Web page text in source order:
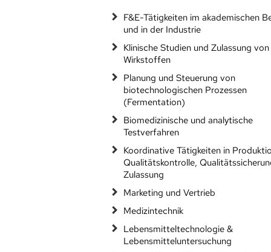
F&E-Tätigkeiten im akademischen
und in der Industrie
Klinische Studien und Zulassung von
Wirkstoffen
Planung und Steuerung von
biotechnologischen Prozessen
(Fermentation)
Biomedizinische und analytische
Testverfahren
Koordinative Tätigkeiten in
Qualitätskontrolle,
Zulassung
Marketing und Vertrieb
Medizintechnik
Lebensmitteltechnologie &
Lebensmitteluntersuchung